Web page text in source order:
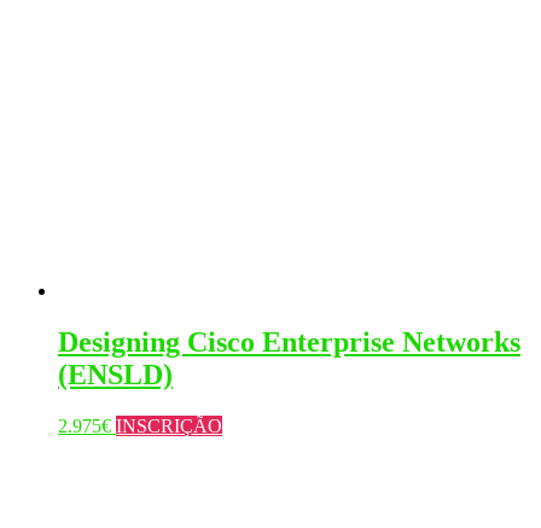
Designing Cisco Enterprise Networks
(ENSLD)
2.975€ INSCRIÇÃO